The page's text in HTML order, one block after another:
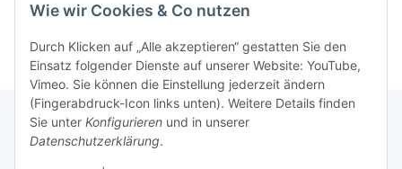
Wie wir Cookies & Co nutzen
Durch Klicken auf „Alle akzeptieren“ gestatten Sie den
Einsatz folgender Dienste auf unserer Website: YouTube,
Vimeo. Sie können die Einstellung jederzeit ändern
(Fingerabdruck-Icon links unten). Weitere Details finden
Sie unter Konfigurieren und in unserer
Datenschutzerklärung.